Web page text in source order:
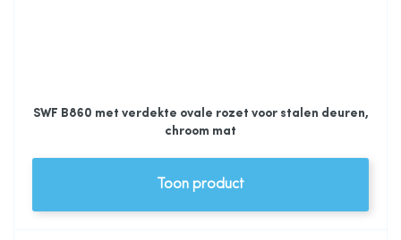
SWF B860 met verdekte ovale rozet voor stalen deuren,
chroom mat
Toon product